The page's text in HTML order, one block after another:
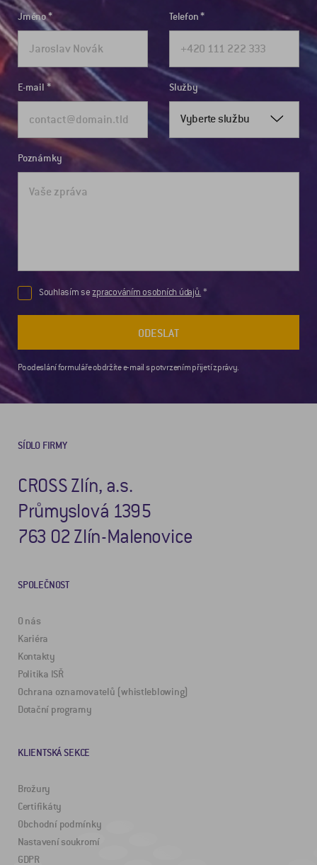
Jméno Telefon
E-mail Služby
Vyberte službu
Poznámky
Souhlasím sezpracováním osobních údajů.
ODESLAT
Po odeslání formuláře obdržíte e-mail s potvrzením přijetí zprávy.
SÍDLO FIRMY
CROSS Zlín, a.s.
Průmyslová 1395
763 02 Zlín-Malenovice
SPOLEČNOST
O nás
Kariéra
Kontakty
Politika ISŘ
Ochrana oznamovatelů (whistleblowing)
Dotační programy
KLIENTSKÁ SEKCE
Brožury
Certifikáty
Obchodní podmínky
Nastavení soukromí
GDPR